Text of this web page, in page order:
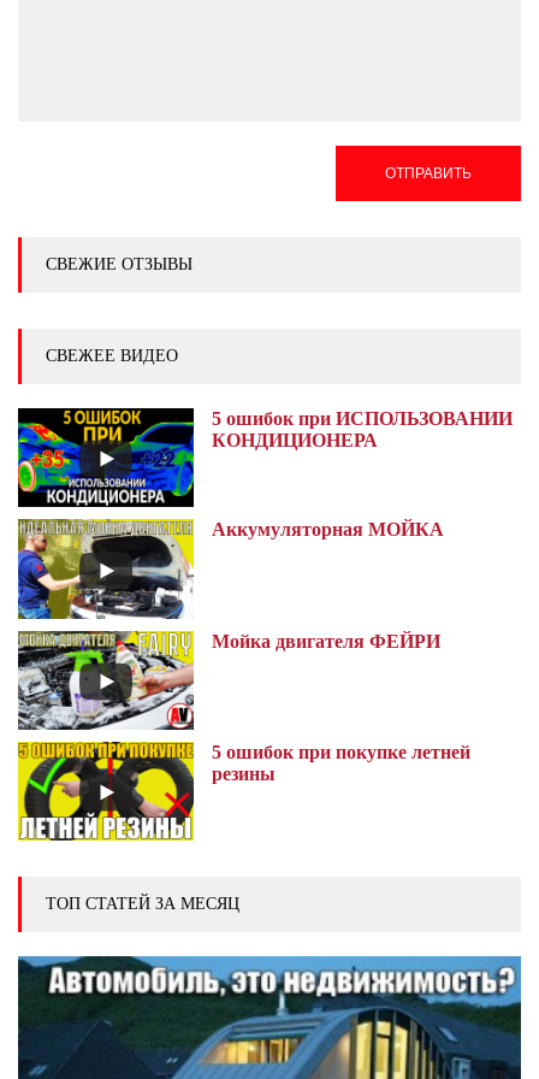
ОТПРАВИТЬ
СВЕЖИЕ ОТЗЫВЫ
СВЕЖЕЕ ВИДЕО
5 ошибок при ИСПОЛЬЗОВАНИИ
КОНДИЦИОНЕРА
Аккумуляторная МОЙКА
Мойка двигателя ФЕЙРИ
5 ошибок при покупке летней
резины
ТОП СТАТЕЙ ЗА МЕСЯЦ